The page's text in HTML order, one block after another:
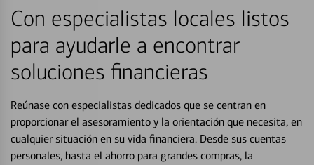
Con especialistas locales listos
para ayudarle a encontrar
soluciones financieras
Reúnase con especialistas dedicados que se centran en
proporcionar el asesoramiento y la orientación que necesita, en
cualquier situación en su vida financiera. Desde sus cuentas
personales, hasta el ahorro para grandes compras, la